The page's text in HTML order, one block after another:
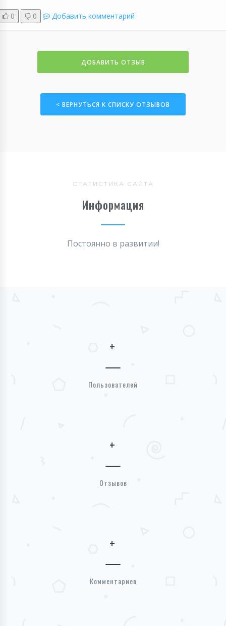
0 0 Добавить комментарий
ДОБАВИТЬ ОТЗЫВ
< ВЕРНУТЬСЯ К СПИСКУ ОТЗЫВОВ
СТАТИСТИКА САЙТА
Информация
Постоянно в развитии!
+
Пользователей
+
Отзывов
+
Комментариев